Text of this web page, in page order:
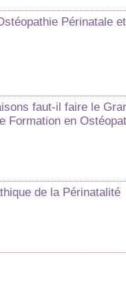
Périnatale
faut-il faire le
Formation en
de la Périnatalité